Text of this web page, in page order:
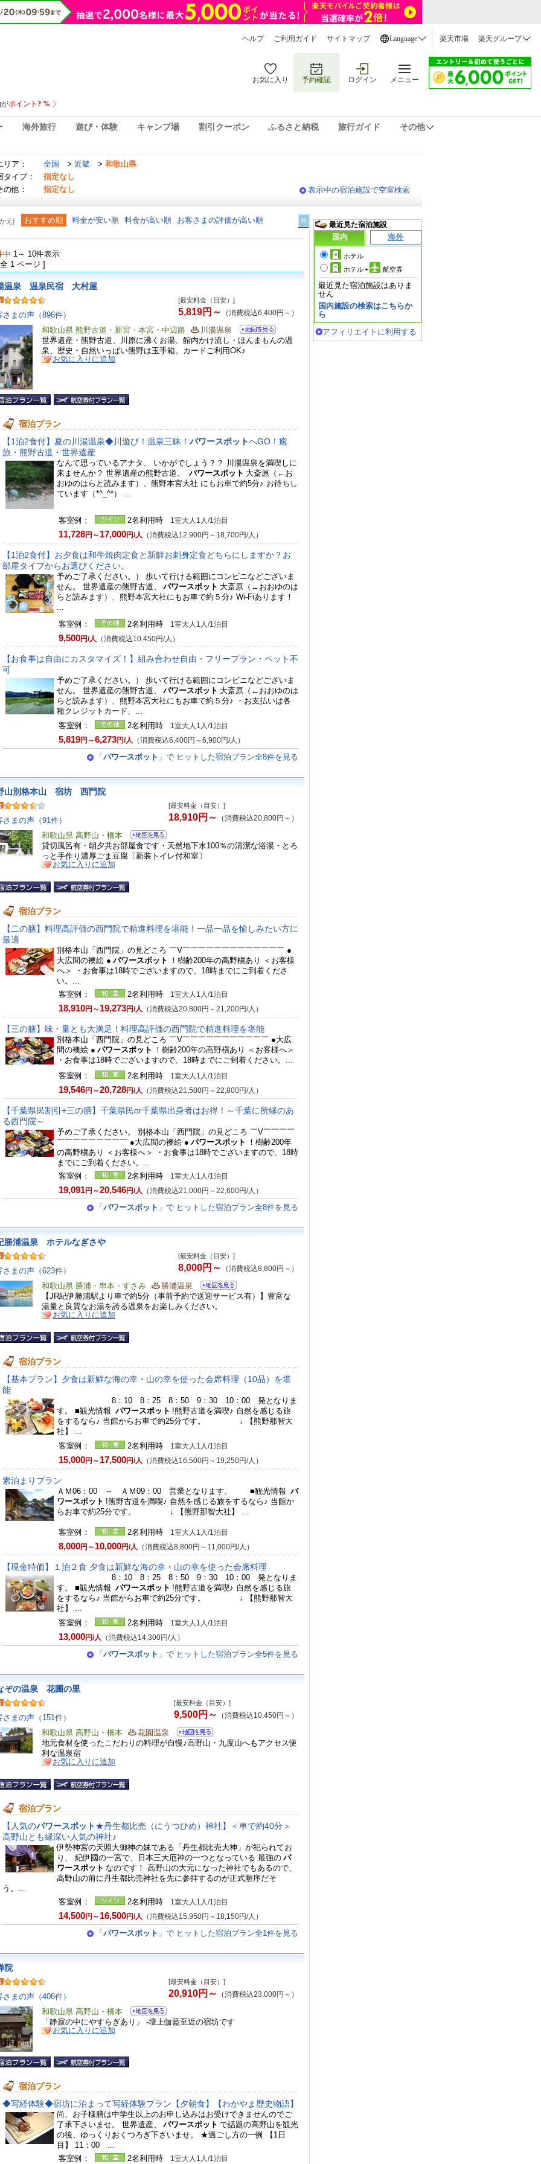
ヘルプ ご利用ガイド サイトマップ Language 楽天市場 楽天グループ
お気に入り 予約確認 ログイン メニュー
海外旅行 遊び・体験 キャンプ場 割引クーポン ふるさと納税 旅行ガイド その他
リア： 全国 > 近畿> 和歌山県
タイプ：
指定なし
の他：
指定なし 表示中の宿泊施設で空室検索
え] おすすめ順 料金が安い順 料金が高い順 お客さまの評価が高い順
中 1～ 10件表示
1 ページ ]
温泉 温泉民宿 大村屋
さまの声（896件）
[最安料金（目安）]
5,819円～ （消費税込6,400円～）
和歌山県 熊野古道・新宮・本宮・中辺路
川湯温泉
世界遺産・熊野古道、川原に沸くお湯、館内かけ流し・ほんまもんの温
泉、歴史・自然いっぱい熊野は玉手箱。カードご利用OK♪
お気に入りに追加
宿泊プラン
【1泊2食付】夏の川湯温泉◆川遊び！温泉三昧！ パワースポットへGO！癒
旅・熊野古道・世界遺産
なんて思っているアナタ、 いかがでしょう？？ 川湯温泉を満喫しに
来ませんか？ 世界遺産の熊野古道、
パワースポット 大斎原（←お
おゆのはらと読みます）、熊野本宮大社 にもお車で約5分♪ お待ちし
ています（*^_^*） ...
客室例： 2名利用時 1室大人1人/1泊目
11,728円～ 17,000円/人 （消費税込12,900円～18,700円/人）
【1泊2食付】お夕食は和牛焼肉定食と新鮮お刺身定食どちらにしますか？お
部屋タイプからお選びください。
予めご了承ください。） 歩いて行ける範囲にコンビニなどございま
せん。 世界遺産の熊野古道、
パワースポット 大斎原（←おおゆのは
らと読みます）、熊野本宮大社にもお車で約５分♪ Wi-Fiあります！
...
客室例：
2名利用時 1室大人1人/1泊目
9,500円/人 （消費税込10,450円/人）
【お食事は自由にカスタマイズ！】組み合わせ自由・フリープラン・ペット不
可
予めご了承ください。） 歩いて行ける範囲にコンビニなどございま
せん。 世界遺産の熊野古道、
パワースポット 大斎原（←おおゆのは
らと読みます）、熊野本宮大社にもお車で約５分♪ ・お支払いは各
種クレジットカード、...
客室例：
2名利用時 1室大人1人/1泊目
5,819円～6,273円/人 （消費税込6,400円～6,900円/人）
「 パワースポット 」で ヒットした宿泊プラン全8件を見る
山別格本山 宿坊 西門院
さまの声（91件）
[最安料金（目安）]
18,910円～ （消費税込20,800円～）
和歌山県 高野山・橋本
貸切風呂有・朝夕共お部屋食です・天然地下水100％の清潔な浴湯・とろ
っと手作り濃厚ごま豆腐〔新装トイレ付和室〕
お気に入りに追加
宿泊プラン
【二の膳】料理高評価の西門院で精進料理を堪能！一品一品を愉しみたい方に
最適
別格本山「西門院」の見どころ ￣V￣￣￣￣￣￣￣￣￣￣￣￣￣ ●
大広間の襖絵 ● パワースポット
！樹齢200年の高野槇あり ＜お客様
へ＞ ・お食事は18時でございますので、18時までにご到着くださ
い。...
客室例：
2名利用時 1室大人1人/1泊目
18,910円～ 19,273円/人 （消費税込20,800円～21,200円/人）
【三の膳】味・量とも大満足！料理高評価の西門院で精進料理を堪能
別格本山「西門院」の見どころ ￣V￣￣￣￣￣￣￣￣￣￣￣ ●大広
間の襖絵 ● パワースポット
！樹齢200年の高野槇あり ＜お客様へ＞
・お食事は18時でございますので、18時までにご到着ください。...
客室例：
2名利用時 1室大人1人/1泊目
19,546円～20,728円/人 （消費税込21,500円～22,800円/人）
【千葉県民割引+三の膳】千葉県民or千葉県出身者はお得！～千葉に所縁のあ
る西門院～
予めご了承ください。 別格本山「西門院」の見どころ ￣V￣￣￣￣
￣￣￣￣￣￣￣￣￣ ●大広間の襖絵 ● パワースポット
！樹齢200年
の高野槇あり ＜お客様へ＞ ・お食事は18時でございますので、18時
までにご到着ください。...
客室例：
2名利用時 1室大人1人/1泊目
19,091円～20,546円/人 （消費税込21,000円～22,600円/人）
「 パワースポット 」で ヒットした宿泊プラン全8件を見る
勝浦温泉 ホテルなぎさや
さまの声（623件）
[最安料金（目安）]
8,000円～ （消費税込8,800円～）
和歌山県 勝浦・串本・すさみ
勝浦温泉
【JR紀伊勝浦駅より車で約5分（事前予約で送迎サービス有）】豊富な
湯量と良質なお湯を誇る温泉をお楽しみください。
お気に入りに追加
宿泊プラン
【基本プラン】夕食は新鮮な海の幸・山の幸を使った会席料理（10品）を堪
能
8：10 8：25 8：50 9：30 10：00 発となりま
す。 ■観光情報 パワースポット !熊野古道を満喫♪ 自然を感じる旅
をするなら♪ 当館からお車で約25分です。 ↓ 【熊野那智大
社】 ...
客室例：
2名利用時 1室大人1人/1泊目
15,000円～ 17,500円/人 （消費税込16,500円～19,250円/人）
素泊まりプラン
ＡＭ06：00 ～ ＡＭ09：00 営業となります。 ■観光情報 パ
ワースポット !熊野古道を満喫♪ 自然を感じる旅をするなら♪ 当館か
らお車で約25分です。 ↓ 【熊野那智大社】 ...
客室例： 2名利用時 1室大人1人/1泊目
8,000円～ 10,000円/人 （消費税込8,800円～11,000円/人）
【現金特価】１泊２食 夕食は新鮮な海の幸・山の幸を使った会席料理
8：10 8：25 8：50 9：30 10：00 発となりま
す。 ■観光情報 パワースポット !熊野古道を満喫♪ 自然を感じる旅
をするなら♪ 当館からお車で約25分です。 ↓ 【熊野那智大
社】 ...
客室例：
2名利用時 1室大人1人/1泊目
13,000円/人 （消費税込14,300円/人）
「 パワースポット 」で ヒットした宿泊プラン全5件を見る
ぞの温泉 花圃の里
さまの声（151件）
[最安料金（目安）]
9,500円～ （消費税込10,450円～）
和歌山県 高野山・橋本
花園温泉
地元食材を使ったこだわりの料理が自慢♪高野山・九度山へもアクセス便
利な温泉宿
お気に入りに追加
宿泊プラン
【人気のパワースポット★丹生都比売（にうつひめ）神社】＜車で約40分＞
高野山とも縁深い人気の神社♪
伊勢神宮の天照大御神の妹である「丹生都比売大神」が祀られてお
り、 紀伊國の一宮で、日本三大厄神の一つとなっている 最強の パ
ワースポット なのです！ 高野山の大元になった神社でもあるので、
高野山の前に丹生都比売神社を先に参拝するのが正式順序だそ
う。...
客室例：
2名利用時 1室大人1人/1泊目
14,500円～ 16,500円/人 （消費税込15,950円～18,150円/人）
「 パワースポット 」で ヒットした宿泊プラン全1件を見る
院
さまの声（406件）
[最安料金（目安）]
20,910円～ （消費税込23,000円～）
和歌山県 高野山・橋本
「静寂の中にやすらぎあり」 -壇上伽藍至近の宿坊です
お気に入りに追加
宿泊プラン
◆写経体験◆宿坊に泊まって写経体験プラン【夕朝食】【わかやま歴史物語】
尚、お子様膳は中学生以上のお申し込みはお受けできませんのでご
了承下さいませ。 世界遺産、
パワースポット で話題の高野山を観光
の後、ゆっくりおくつろぎ下さいませ。 ★過ごし方の一例 【1日
目】 11：00 ...
客室例：
2名利用時 1室大人1人/1泊目
最近見た宿泊施設
国内
海外
ホテル
ホテル+ 航空券
最近見た宿泊施設はありま
せん
国内施設の検索はこちらか
ら
アフィリエイトに利用する